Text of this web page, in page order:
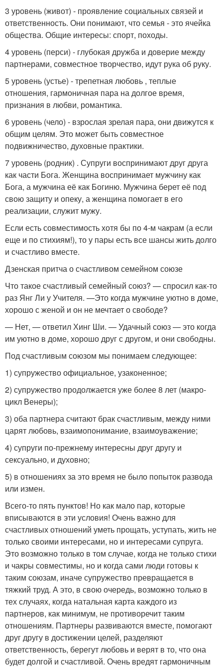
3 уровень (живот) - проявление социальных связей и
ответственность. Они понимают, что семья - это ячейка
общества. Общие интересы: спорт, походы.
4 уровень (перси) - глубокая дружба и доверие между
партнерами, совместное творчество, идут рука об руку.
5 уровень (устье) - трепетная любовь , теплые
отношения, гармоничная пара на долгое время,
признания в любви, романтика.
6 уровень (чело) - взрослая зрелая пара, они движутся к
общим целям. Это может быть совместное
подвижничество, духовные практики.
7 уровень (родник) . Супруги воспринимают друг друга
как части Бога. Женщина воспринимает мужчину как
Бога, а мужчина её как Богиню. Мужчина берет её под
свою защиту и опеку, а женщина помогает в его
реализации, служит мужу.
Если есть совместимость хотя бы по 4-м чакрам (а если
еще и по стихиям!), то у пары есть все шансы жить долго
и счастливо вместе.
Дзенская притча о счастливом семейном союзе
Что такое счастливый семейный союз? — спросил как-то
раз Янг Ли у Учителя. —Это когда мужчине уютно в доме,
хорошо с женой и он не мечтает о свободе?
— Нет, — ответил Хинг Ши. — Удачный союз — это когда
им уютно в доме, хорошо друг с другом, и они свободны.
Под счастливым союзом мы понимаем следующее:
1) супружество официальное, узаконенное;
2) супружество продолжается уже более 8 лет (макро-
цикл Венеры);
3) оба партнера считают брак счастливым, между ними
царят любовь, взаимопонимание, взаимоуважение;
4) супруги по-прежнему интересны друг другу и
сексуально, и духовно;
5) в отношениях за это время не было попыток развода
или измен.
Всего-то пять пунктов! Но как мало пар, которые
вписываются в эти условия! Очень важно для
счастливых отношений уметь прощать, уступать, жить не
только своими интересами, но и интересами супруга.
Это возможно только в том случае, когда не только стихи
и чакры совместимы, но и когда сами люди готовы к
таким союзам, иначе супружество превращается в
тяжкий труд. А это, в свою очередь, возможно только в
тех случаях, когда натальная карта каждого из
партнеров, как минимум, не противоречит таким
отношениям. Партнеры развиваются вместе, помогают
друг другу в достижении целей, разделяют
ответственность, берегут любовь и верят в то, что она
будет долгой и счастливой. Очень вредят гармоничным